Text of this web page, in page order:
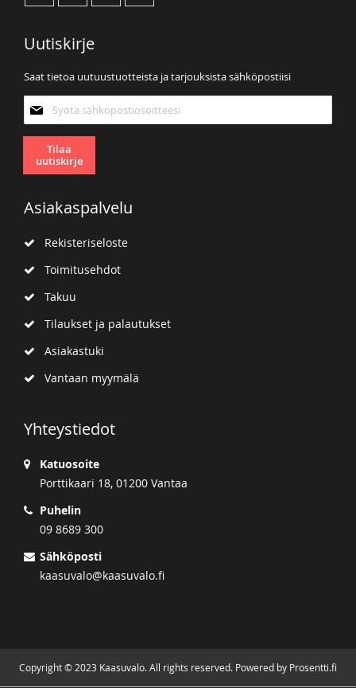
Uutiskirje
Saat tietoa uutuustuotteista ja tarjouksista sähköpostiisi
uutiskirjeemme:
Tilaa
uutiskirje
Asiakaspalvelu
Rekisteriseloste
Toimitusehdot
Takuu
Tilaukset ja palautukset
Asiakastuki
Vantaan myymälä
Yhteystiedot
Katuosoite
Porttikaari 18, 01200 Vantaa
Puhelin
09 8689 300
Sähköposti
kaasuvalo@kaasuvalo.fi
Copyright © 2023 Kaasuvalo. All rights reserved. Powered by Prosentti.fi